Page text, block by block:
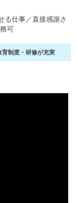
ち記事・相談室など
就活チャンネル
る仕事／直接感謝さ
可
育制度・研修が充実